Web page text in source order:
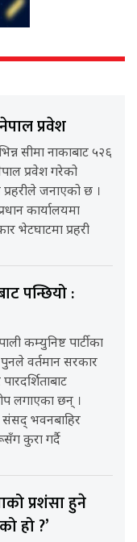
प्रवेश
सीमा नाकाबाट ५२६
प्रवेश गरेको
जनाएको छ ।
कार्यालयमा
भेटघाटमा प्रहरी
पन्छियो :
कम्युनिष्ट पार्टीका
वर्तमान सरकार
लगाएका छन् ।
संसद् भवनबाहिर
कुरा गर्दै
प्रशंसा हुने
हो ?’